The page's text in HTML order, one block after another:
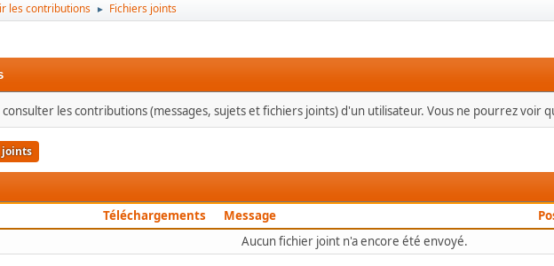
les contributions ► Fichiers joints
les contributions (messages, sujets et fichiers joints) d'un utilisateur. Vous ne pourrez voir
joints
Téléchargements Message
Aucun fichier joint n'a encore été envoyé.